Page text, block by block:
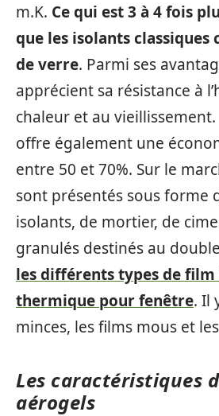
m.K. Ce qui est 3 à 4 fois
que les isolants classiques
de verre. Parmi ses
apprécient sa résistance à
chaleur et au
offre également une
entre 50 et 70%. Sur le
sont présentés sous forme
isolants, de mortier, de
granulés destinés au
les différents types de
thermique pour fenêtre. Il
minces, les films mous et
Les caractéristiques
aérogels